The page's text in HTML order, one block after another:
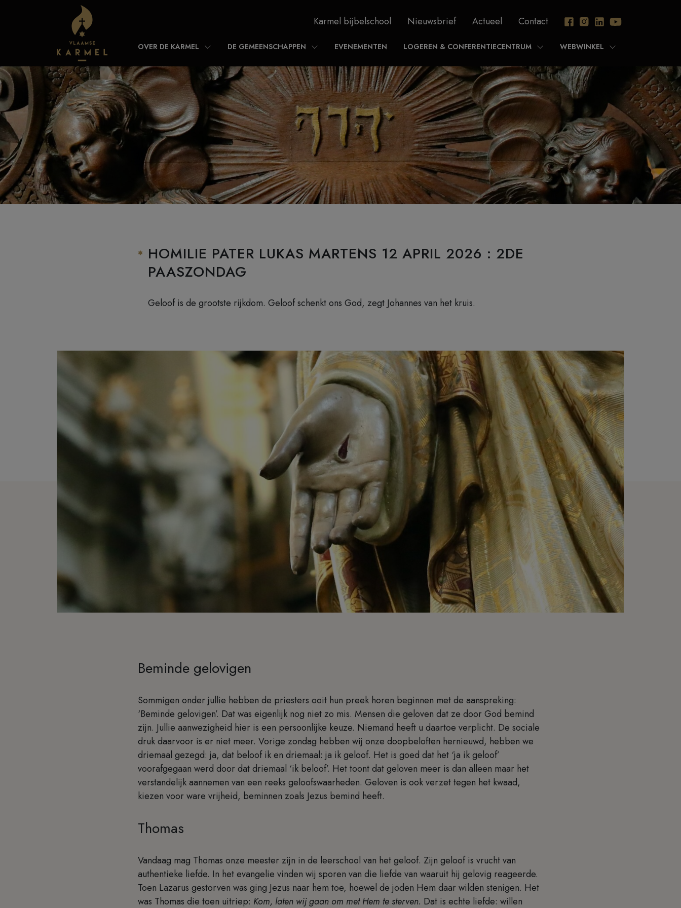
Karmel bijbelschool Nieuwsbrief Actueel Contact
OVER DE KARMEL DE GEMEENSCHAPPEN EVENEMENTEN LOGEREN & CONFERENTIECENTRUM WEBWINKEL
HOMILIE PATER LUKAS MARTENS 12 APRIL 2026 : 2DE
PAASZONDAG
Geloof is de grootste rijkdom. Geloof schenkt ons God, zegt Johannes van het kruis.
Beminde gelovigen
Sommigen onder jullie hebben de priesters ooit hun preek horen beginnen met de aanspreking:
‘Beminde gelovigen’. Dat was eigenlijk nog niet zo mis. Mensen die geloven dat ze door God bemind
zijn. Jullie aanwezigheid hier is een persoonlijke keuze. Niemand heeft u daartoe verplicht. De sociale
druk daarvoor is er niet meer. Vorige zondag hebben wij onze doopbeloften hernieuwd, hebben we
driemaal gezegd: ja, dat beloof ik en driemaal: ja ik geloof. Het is goed dat het ‘ja ik geloof’
voorafgegaan werd door dat driemaal ‘ik beloof’. Het toont dat geloven meer is dan alleen maar het
verstandelijk aannemen van een reeks geloofswaarheden. Geloven is ook verzet tegen het kwaad,
kiezen voor ware vrijheid, beminnen zoals Jezus bemind heeft.
Thomas
Vandaag mag Thomas onze meester zijn in de leerschool van het geloof. Zijn geloof is vrucht van
authentieke liefde. In het evangelie vinden wij sporen van die liefde van waaruit hij gelovig reageerde.
Toen Lazarus gestorven was ging Jezus naar hem toe, hoewel de joden Hem daar wilden stenigen. Het
was Thomas die toen uitriep: Kom, laten wij gaan om met Hem te sterven. Dat is echte liefde: willen